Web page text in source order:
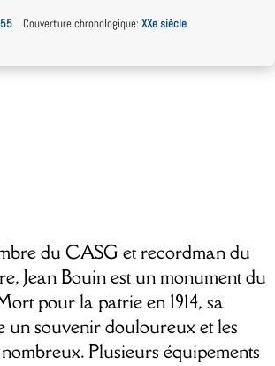
Couverture chronologique: XXe siècle
du CASG et recordman du
Jean Bouin est un monument du
pour la patrie en 1914, sa
un souvenir douloureux et les
Plusieurs équipements